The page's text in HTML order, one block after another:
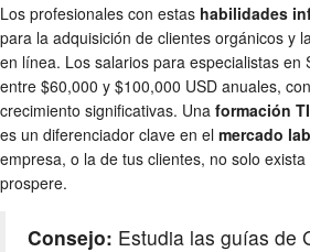
Los profesionales con estas habilidades
para la adquisición de clientes orgánicos y
en línea. Los salarios para especialistas en
entre $60,000 y $100,000 USD anuales,
crecimiento significativas. Una formación
es un diferenciador clave en el mercado
empresa, o la de tus clientes, no solo
prospere.
Consejo: Estudia las guías de